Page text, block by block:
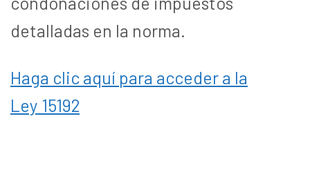
detalladas en la norma.
Haga clic aquí para acceder a la
Ley 15192